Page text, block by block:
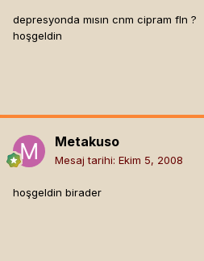
depresyonda mısın cnm cipram fln ?
hoşgeldin
Metakuso
Mesaj tarihi: Ekim 5, 2008
hoşgeldin birader